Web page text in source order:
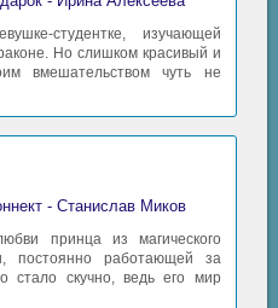
студентке, изучающей
Но слишком красивый и
вмешательством чуть не
- Станислав Миков
принца из магического
постоянно работающей за
стало скучно, ведь его мир